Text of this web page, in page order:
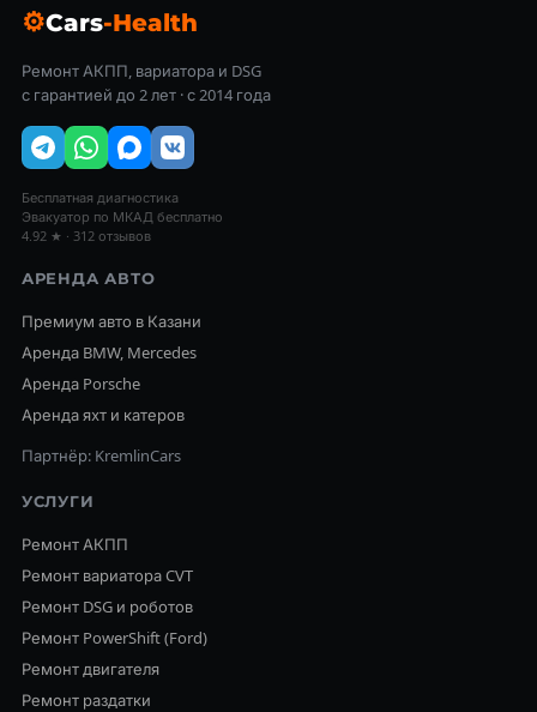
⚙Cars-Health
Ремонт АКПП, вариатора и DSG
с гарантией до 2 лет · с 2014 года
Бесплатная диагностика
Эвакуатор по МКАД бесплатно
4.92 ★ · 312 отзывов
АРЕНДА АВТО
Премиум авто в Казани
Аренда BMW, Mercedes
Аренда Porsche
Аренда яхт и катеров
Партнёр: KremlinCars
УСЛУГИ
Ремонт АКПП
Ремонт вариатора CVT
Ремонт DSG и роботов
Ремонт PowerShift (Ford)
Ремонт двигателя
Ремонт раздатки